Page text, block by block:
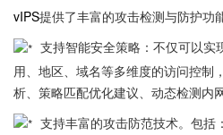
vIPS提供了丰富的攻击检测与防护功
支持智能安全策略：不仅可以实
用、地区、域名等多维度的访问控制
析、策略匹配优化建议、动态检测内
支持丰富的攻击防范技术。包括